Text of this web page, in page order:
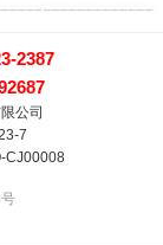
2387
公司
7
CJ00008